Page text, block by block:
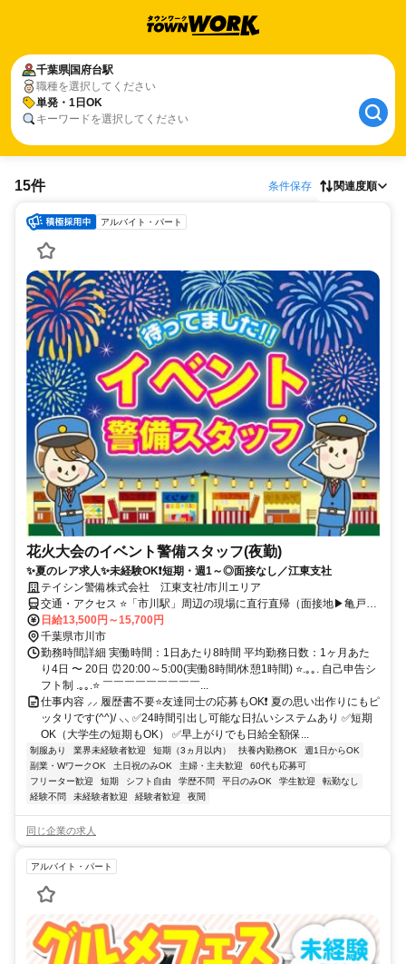
千葉県 国府台駅
職種を選択してください
単発・1日OK
キーワードを選択してください
15件 条件保存 関連度順
アルバイト・パート
花火大会のイベント警備スタッフ(夜勤)
✨夏のレア求人✨未経験OK❗短期・週1～◎面接なし／江東支社
テイシン警備株式会社 江東支社/市川エリア
交通・アクセス ⭐「市川駅」周辺の現場に直行直帰（面接地▶亀戸駅
徒歩5分）
日給13,500円～15,700円
千葉県市川市
勤務時間詳細 実働時間：1日あたり8時間 平均勤務日数：1ヶ月あた
り4日 〜 20日 ⏰20:00～5:00(実働8時間/休憩1時間) ⭐.｡｡. 自己申告シ
フト制 .｡｡.⭐ ￣￣￣￣￣￣￣￣￣...
仕事内容 ⸝⸝ 履歴書不要⭐友達同士の応募もOK❗ 夏の思い出作りにもピ
ッタリです(^^)/ ⸜⸜ ✅24時間引出し可能な日払いシステムあり ✅短期
OK（大学生の短期もOK） ✅早上がりでも日給全額保...
制服あり 業界未経験者歓迎 短期（3ヵ月以内） 扶養内勤務OK
週1日からOK
副業・WワークOK
土日祝のみOK 主婦・主夫歓迎
60代も応募可
フリーター歓迎
短期 シフト自由 学歴不問 平日のみOK 学生歓迎
転勤なし
経験不問
未経験者歓迎 経験者歓迎 夜間
同じ企業の求人
アルバイト・パート